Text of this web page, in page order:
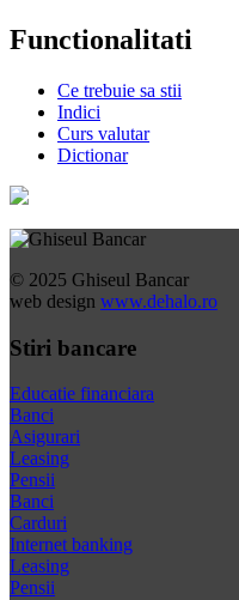
Functionalitati
Ce trebuie sa stii
Indici
Curs valutar
Dictionar
© 2025 Ghiseul Bancar
web design www.dehalo.ro
Stiri bancare
Educatie financiara
Banci
Asigurari
Leasing
Pensii
Banci
Carduri
Internet banking
Leasing
Pensii